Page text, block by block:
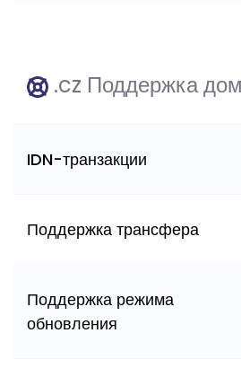
.cz Поддержка
IDN-транзакции
Поддержка трансфера
Поддержка режима
обновления